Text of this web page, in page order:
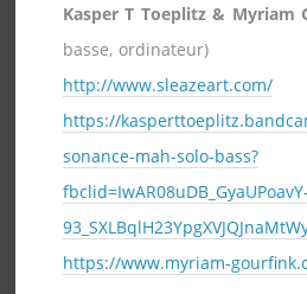
Kasper T Toeplitz & Myriam
basse, ordinateur)
http://www.sleazeart.com/
https://
sonance-mah-solo-bass?
fbclid=IwAR08uDB_GyaUPoavY-
https://www.myriam-